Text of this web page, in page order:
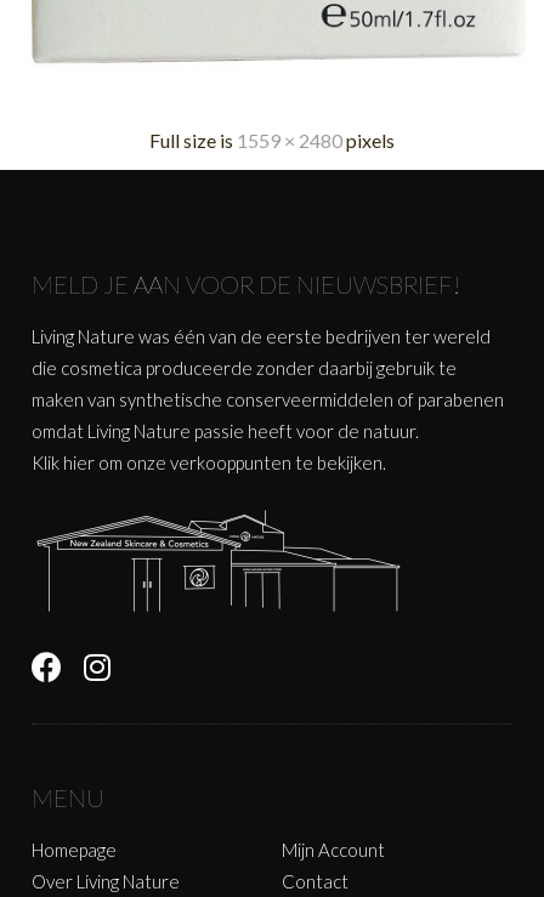
Full size is 1559 × 2480pixels
MELD JE AAN VOOR DE NIEUWSBRIEF!
Living Nature was één van de eerste bedrijven ter wereld
die cosmetica produceerde zonder daarbij gebruik te
maken van synthetische conserveermiddelen of parabenen
omdat Living Nature passie heeft voor de natuur.
Klik hier om onze verkooppunten te bekijken.
MENU
Homepage
Over Living Nature
Mijn Account
Contact